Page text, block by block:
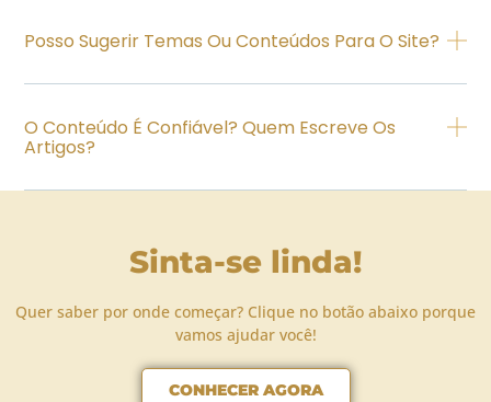
Posso Sugerir Temas Ou Conteúdos Para O Site?
O Conteúdo É Confiável? Quem Escreve Os
Artigos?
Sinta-se linda!
Quer saber por onde começar? Clique no botão abaixo porque
vamos ajudar você!
CONHECER AGORA